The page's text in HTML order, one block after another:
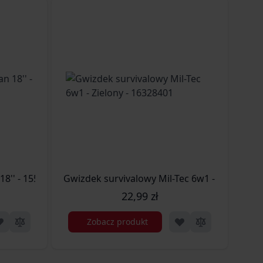
- 15531000Gwizdek survivalowy Mil-Tec 6w1 - Zielony -
22,99 zł
Zobacz produkt